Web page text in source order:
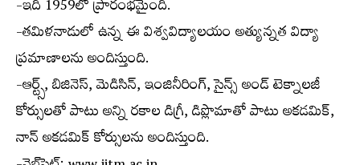
-ఇది 1959లో ప్రారంభమైంది.
-తమిళనాడులో ఉన్న ఈ విశ్వవిద్యాలయం అత్యున్నత విద్యా
ప్రమాణాలను అందిస్తుంది.
-ఆర్ట్స్, బిజినెస్, మెడిసిన్, ఇంజినీరింగ్, సైన్స్ అండ్ టెక్నాలజీ
కోర్సులతో పాటు అన్ని రకాల డిగ్రీ, డిప్లొమాతో పాటు అకడమిక్,
నాన్ అకడమిక్ కోర్సులను అందిస్తుంది.